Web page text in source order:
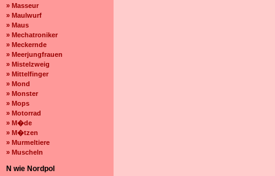
» Masseur
» Maulwurf
» Maus
» Mechatroniker
» Meckernde
» Meerjungfrauen
» Mistelzweig
» Mittelfinger
» Mond
» Monster
» Mops
» Motorrad
» M�de
» M�tzen
» Murmeltiere
» Muscheln
N wie Nordpol